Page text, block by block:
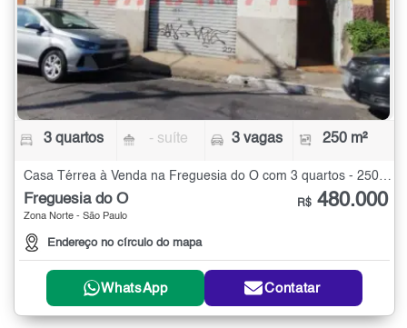
3 quartos - suíte 3 vagas 250 m²
Casa Térrea à Venda na Freguesia do Ó com 3 quartos - 250 m²
Freguesia do Ó
Zona Norte - São Paulo
Endereço no círculo do mapa
R$ 480.000
WhatsApp Contatar